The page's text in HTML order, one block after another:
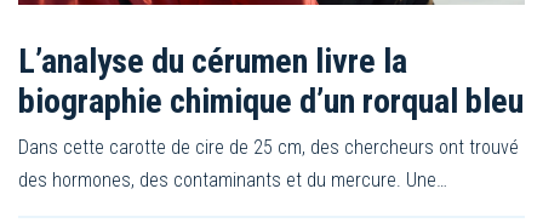
L’analyse du cérumen livre la
biographie chimique d’un rorqual bleu
Dans cette carotte de cire de 25 cm, des chercheurs ont trouvé
des hormones, des contaminants et du mercure. Une…